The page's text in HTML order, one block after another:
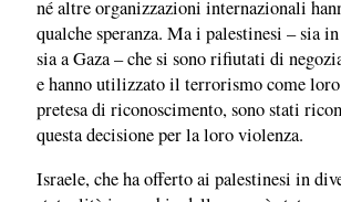
né altre organizzazioni internazionali
qualche speranza. Ma i palestinesi – sia
sia a Gaza – che si sono rifiutati di
e hanno utilizzato il terrorismo come
pretesa di riconoscimento, sono stati
questa decisione per la loro violenza.
Israele, che ha offerto ai palestinesi in